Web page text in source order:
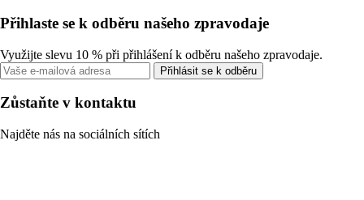
Přihlaste se k odběru našeho zpravodaje
Využijte slevu 10 % při přihlášení k odběru našeho zpravodaje.
Přihlásit se k odběru
Zůstaňte v kontaktu
Najděte nás na sociálních sítích